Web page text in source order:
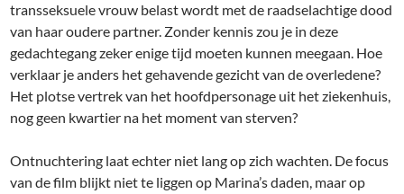
transseksuele vrouw belast wordt met de raadselachtige dood
van haar oudere partner. Zonder kennis zou je in deze
gedachtegang zeker enige tijd moeten kunnen meegaan. Hoe
verklaar je anders het gehavende gezicht van de overledene?
Het plotse vertrek van het hoofdpersonage uit het ziekenhuis,
nog geen kwartier na het moment van sterven?
Ontnuchtering laat echter niet lang op zich wachten. De focus
van de film blijkt niet te liggen op Marina’s daden, maar op